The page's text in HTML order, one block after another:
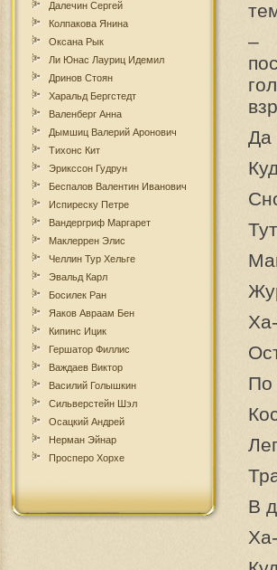
Далечин Сергей
Колпакова Янина
Оксана Рык
Ли Юнас Лауриц Идемил
Дринов Стоян
Харальд Бергстедт
Валенберг Анна
Дымшиц Валерий Аронович
Тихонс Кит
Эрикссон Гудрун
Беспалов Валентин Иванович
Испиреску Петре
Вандергриф Маргарет
Маклеррен Элис
Челлин Тур Хельге
Эвальд Карл
Босилек Ран
Яаков Авраам Бен
Кипинс Ицик
Гершатор Филлис
Важдаев Виктор
Василий Голышкин
Сильверстейн Шэл
Осацкий Андрей
Нерман Эйнар
Просперо Хорхе
–
Да
По
В